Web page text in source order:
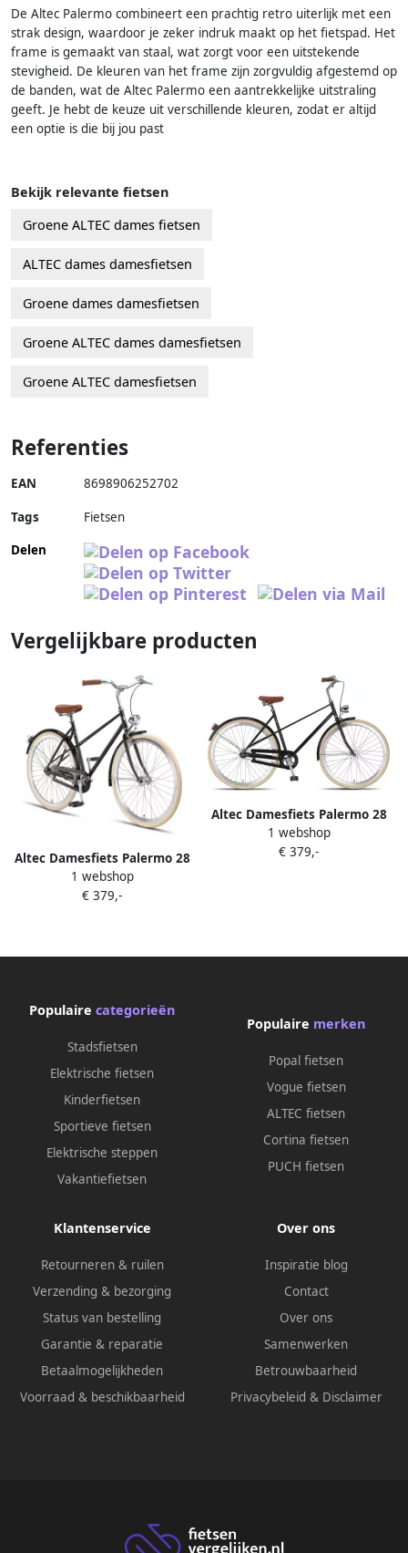
De Altec Palermo combineert een prachtig retro uiterlijk met een
strak design, waardoor je zeker indruk maakt op het fietspad. Het
frame is gemaakt van staal, wat zorgt voor een uitstekende
stevigheid. De kleuren van het frame zijn zorgvuldig afgestemd op
de banden, wat de Altec Palermo een aantrekkelijke uitstraling
geeft. Je hebt de keuze uit verschillende kleuren, zodat er altijd
een optie is die bij jou past
Bekijk relevante fietsen
Groene ALTEC dames fietsen
ALTEC dames damesfietsen
Groene dames damesfietsen
Groene ALTEC dames damesfietsen
Groene ALTEC damesfietsen
Referenties
EAN 8698906252702
Tags
Fietsen
Delen
Vergelijkbare producten
Altec Damesfiets Palermo 28
Inch 52 cm Dames
Terugtraprem Grijsgroen
1 webshop
€ 379,-
Altec Damesfiets Palermo 28
Inch 52 cm Dames
Terugtraprem Zwart
1 webshop
€ 379,-
Populaire categorieën
Stadsfietsen
Elektrische fietsen
Kinderfietsen
Sportieve fietsen
Elektrische steppen
Vakantiefietsen
Populaire merken
Popal fietsen
Vogue fietsen
ALTEC fietsen
Cortina fietsen
PUCH fietsen
Klantenservice
Retourneren & ruilen
Verzending & bezorging
Status van bestelling
Garantie & reparatie
Betaalmogelijkheden
Voorraad & beschikbaarheid
Over ons
Inspiratie blog
Contact
Over ons
Samenwerken
Betrouwbaarheid
Privacybeleid & Disclaimer